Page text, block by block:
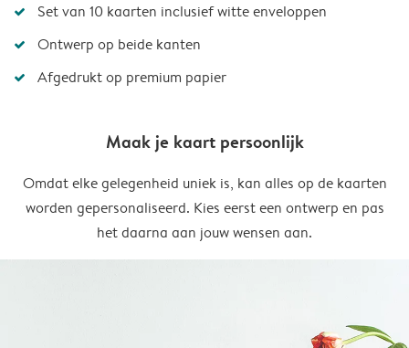
Set van 10 kaarten inclusief witte enveloppen
Ontwerp op beide kanten
Afgedrukt op premium papier
Maak je kaart persoonlijk
Omdat elke gelegenheid uniek is, kan alles op de kaarten
worden gepersonaliseerd. Kies eerst een ontwerp en pas
het daarna aan jouw wensen aan.